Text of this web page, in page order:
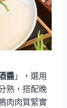
醬 」，選用
熟，搭配晚
肉肉質緊實